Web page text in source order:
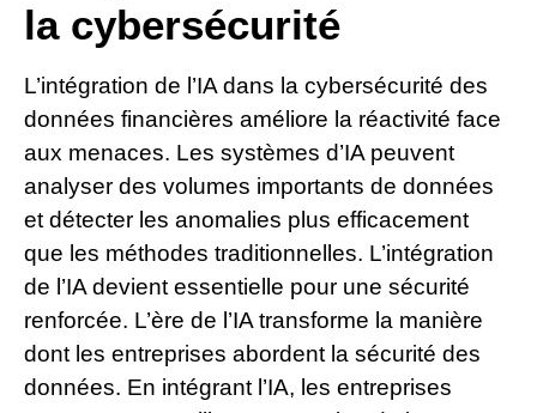
la cybersécurité
L’intégration de l’IA dans la cybersécurité des
données financières améliore la réactivité face
aux menaces. Les systèmes d’IA peuvent
analyser des volumes importants de données
et détecter les anomalies plus efficacement
que les méthodes traditionnelles. L’intégration
de l’IA devient essentielle pour une sécurité
renforcée. L’ère de l’IA transforme la manière
dont les entreprises abordent la sécurité des
données. En intégrant l’IA, les entreprises